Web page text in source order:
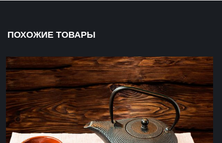
ПОХОЖИЕ ТОВАРЫ